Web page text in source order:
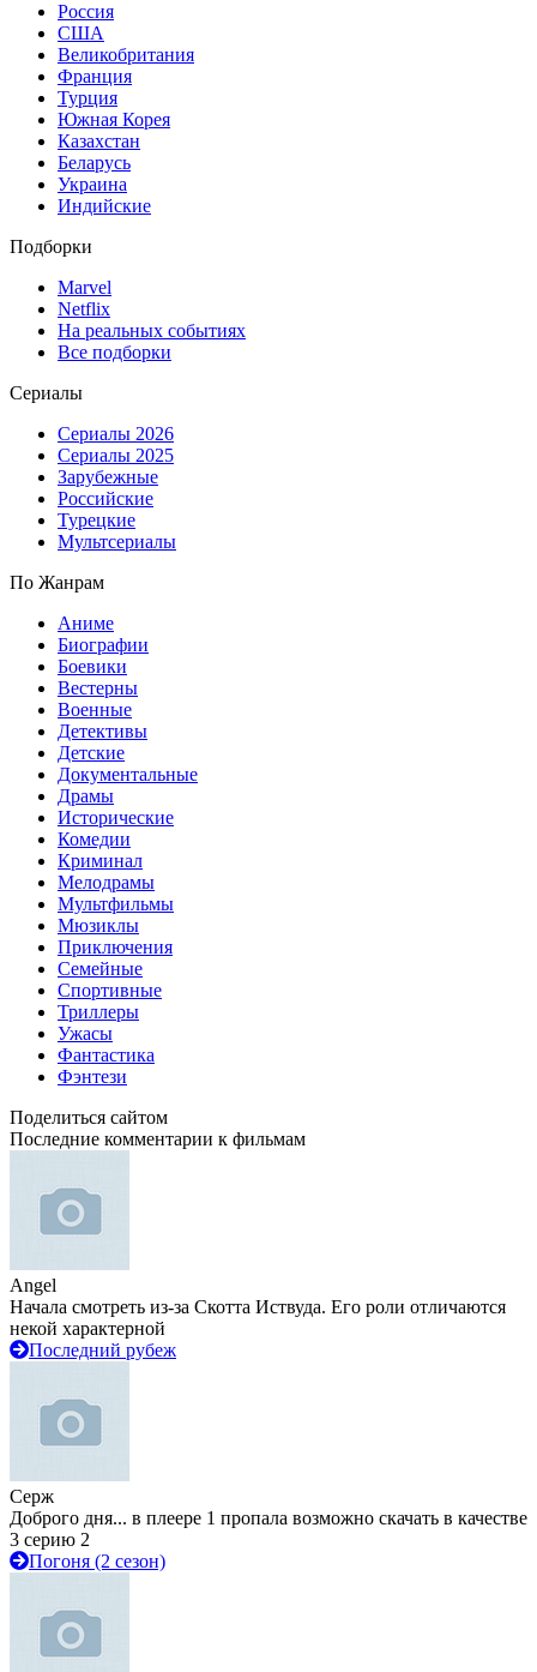
Россия
США
Великобритания
Франция
Турция
Южная Корея
Казахстан
Беларусь
Украина
Индийские
Подборки
Marvel
Netflix
На реальных событиях
Все подборки
Сериалы
Сериалы 2026
Сериалы 2025
Зарубежные
Российские
Турецкие
Мультсериалы
По Жанрам
Аниме
Биографии
Боевики
Вестерны
Военные
Детективы
Детские
Документальные
Драмы
Исторические
Комедии
Криминал
Мелодрамы
Мультфильмы
Мюзиклы
Приключения
Семейные
Спортивные
Триллеры
Ужасы
Фантастика
Фэнтези
Поделиться сайтом
Последние комментарии к фильмам
Angel
Начала смотреть из-за Скотта Иствуда. Его роли отличаются
некой характерной
Последний рубеж
Серж
Доброго дня... в плеере 1 пропала возможно скачать в качестве
3 серию 2
Погоня (2 сезон)